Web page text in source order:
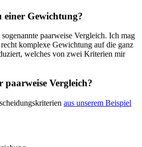
Gewichtung?
paarweise Vergleich. Ich mag
komplexe Gewichtung auf die ganz
welches von zwei Kriterien mir
Vergleich?
aus unserem Beispiel